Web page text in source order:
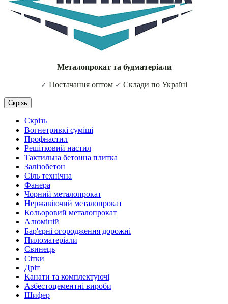
Металопрокат та будматеріали
✓ Постачання оптом ✓ Склади по Україні
Скрізь
Скрізь
Вогнетривкі суміші
Профнастил
Решітковий настил
Тактильна бетонна плитка
Залізобетон
Сіль технічна
Фанера
Чорний металопрокат
Нержавіючий металопрокат
Кольоровий металопрокат
Алюміній
Бар'єрні огородження дорожні
Пиломатеріали
Cвинець
Сітки
Дріт
Канати та комплектуючі
Азбестоцементні вироби
Шифер